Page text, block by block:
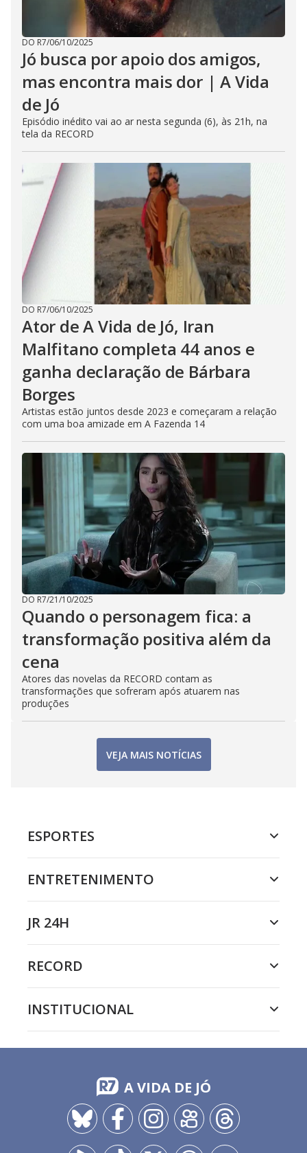
DO R7/06/10/2025
Jó busca por apoio dos amigos,
mas encontra mais dor | A Vida
de Jó
Episódio inédito vai ao ar nesta segunda (6), às 21h, na
tela da RECORD
DO R7/06/10/2025
Ator de A Vida de Jó, Iran
Malfitano completa 44 anos e
ganha declaração de Bárbara
Borges
Artistas estão juntos desde 2023 e começaram a relação
com uma boa amizade em A Fazenda 14
DO R7/21/10/2025
Quando o personagem fica: a
transformação positiva além da
cena
Atores das novelas da RECORD contam as
transformações que sofreram após atuarem nas
produções
VEJA MAIS NOTÍCIAS
ESPORTES
ENTRETENIMENTO
JR 24H
RECORD
INSTITUCIONAL
A VIDA DE JÓ